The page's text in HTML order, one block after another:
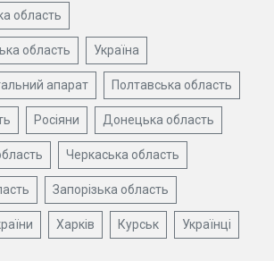
область
область Україна
апарат Полтавська область
Росіяни Донецька область
Черкаська область
Запорізька область
Харків Курськ Українці